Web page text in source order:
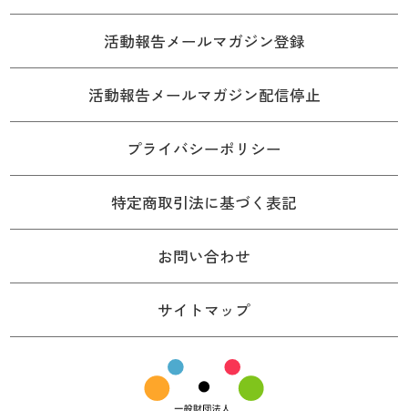
活動報告メールマガジン登録
活動報告メールマガジン配信停止
プライバシーポリシー
特定商取引法に基づく表記
お問い合わせ
サイトマップ